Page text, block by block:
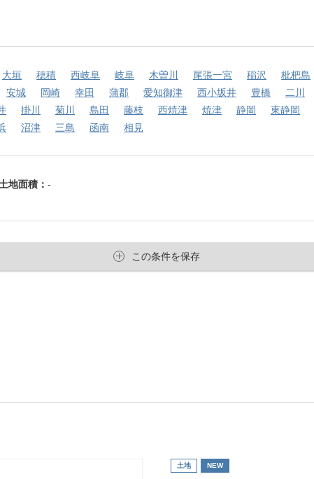
大垣 穂積 西岐阜 岐阜 木曽川 尾張一宮 稲沢 枇杷島
安城
岡崎 幸田 蒲郡 愛知御津 西小坂井 豊橋 二川
掛川 菊川 島田 藤枝 西焼津 焼津 静岡 東静岡
沼津 三島 函南 相見
地面積： -
この条件を保存
土地 NEW